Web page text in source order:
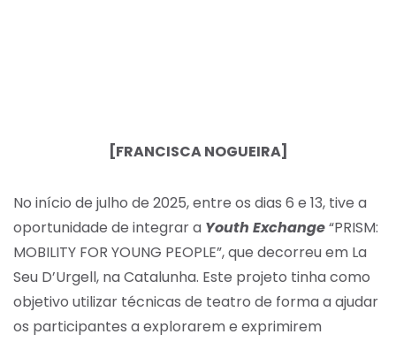
[FRANCISCA NOGUEIRA]
No início de julho de 2025, entre os dias 6 e 13, tive a
oportunidade de integrar a Youth Exchange“PRISM:
MOBILITY FOR YOUNG PEOPLE”, que decorreu em La
Seu D’Urgell, na Catalunha. Este projeto tinha como
objetivo utilizar técnicas de teatro de forma a ajudar
os participantes a explorarem e exprimirem